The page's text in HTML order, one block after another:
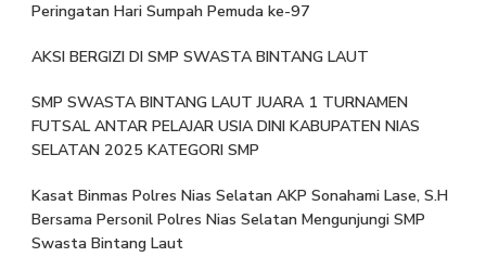
Peringatan Hari Sumpah Pemuda ke-97
AKSI BERGIZI DI SMP SWASTA BINTANG LAUT
SMP SWASTA BINTANG LAUT JUARA 1 TURNAMEN
FUTSAL ANTAR PELAJAR USIA DINI KABUPATEN NIAS
SELATAN 2025 KATEGORI SMP
Kasat Binmas Polres Nias Selatan AKP Sonahami Lase, S.H
Bersama Personil Polres Nias Selatan Mengunjungi SMP
Swasta Bintang Laut